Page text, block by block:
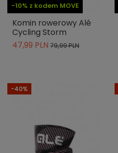
-10% z kodem MOVE
Komin rowerowy Alé
Cycling Storm
47,99 PLN 79,99 PLN
-40%